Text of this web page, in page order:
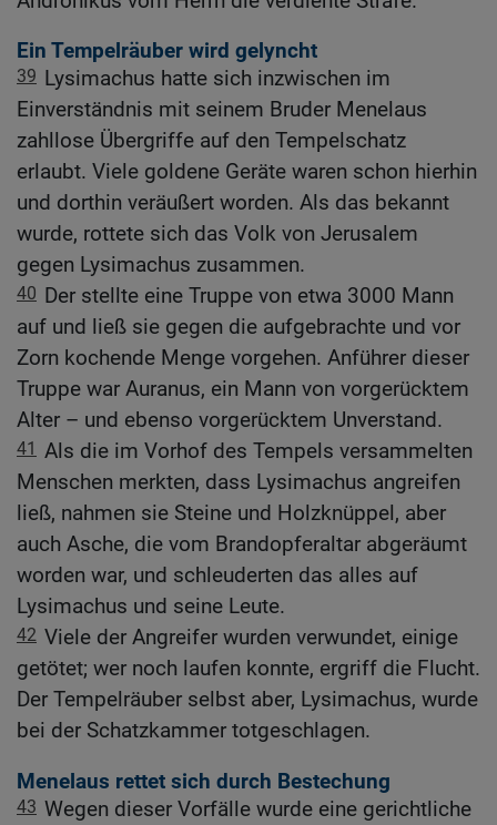
Ein Tempelräuber wird gelyncht
39 Lysimachus hatte sich inzwischen im
Einverständnis mit seinem Bruder Menelaus
zahllose Übergriffe auf den Tempelschatz
erlaubt. Viele goldene Geräte waren schon hierhin
und dorthin veräußert worden. Als das bekannt
wurde, rottete sich das Volk von Jerusalem
gegen Lysimachus zusammen.
40 Der stellte eine Truppe von etwa 3000 Mann
auf und ließ sie gegen die aufgebrachte und vor
Zorn kochende Menge vorgehen. Anführer dieser
Truppe war Auranus, ein Mann von vorgerücktem
Alter – und ebenso vorgerücktem Unverstand.
41 Als die im Vorhof des Tempels versammelten
Menschen merkten, dass Lysimachus angreifen
ließ, nahmen sie Steine und Holzknüppel, aber
auch Asche, die vom Brandopferaltar abgeräumt
worden war, und schleuderten das alles auf
Lysimachus und seine Leute.
42 Viele der Angreifer wurden verwundet, einige
getötet; wer noch laufen konnte, ergriff die Flucht.
Der Tempelräuber selbst aber, Lysimachus, wurde
bei der Schatzkammer totgeschlagen.
Menelaus rettet sich durch Bestechung
43 Wegen dieser Vorfälle wurde eine gerichtliche